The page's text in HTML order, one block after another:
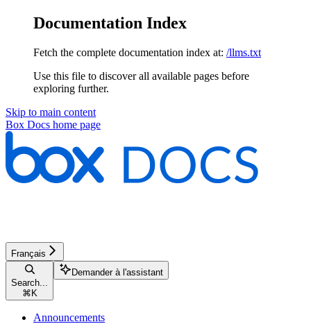
Documentation Index
Fetch the complete documentation index at: /llms.txt
Use this file to discover all available pages before
exploring further.
Skip to main content
Box Docs home page
Français
Search...
⌘ K
Demander à l'assistant
Announcements